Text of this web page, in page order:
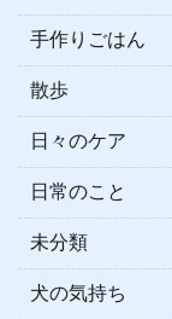
手作りごはん
散歩
日々のケア
日常のこと
未分類
犬の気持ち